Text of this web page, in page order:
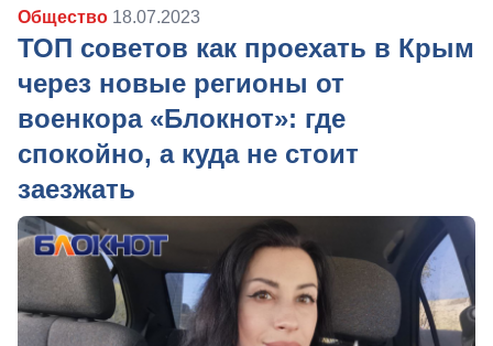
Общество 18.07.2023
ТОП советов как проехать в Крым
через новые регионы от
военкора «Блокнот»: где
спокойно, а куда не стоит
заезжать